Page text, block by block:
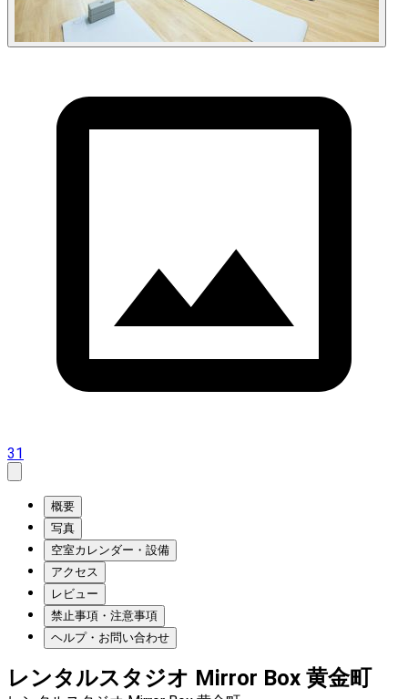
31
概要
写真
空室カレンダー・設備
アクセス
レビュー
禁止事項・注意事項
ヘルプ・お問い合わせ
レンタルスタジオ Mirror Box 黄金町